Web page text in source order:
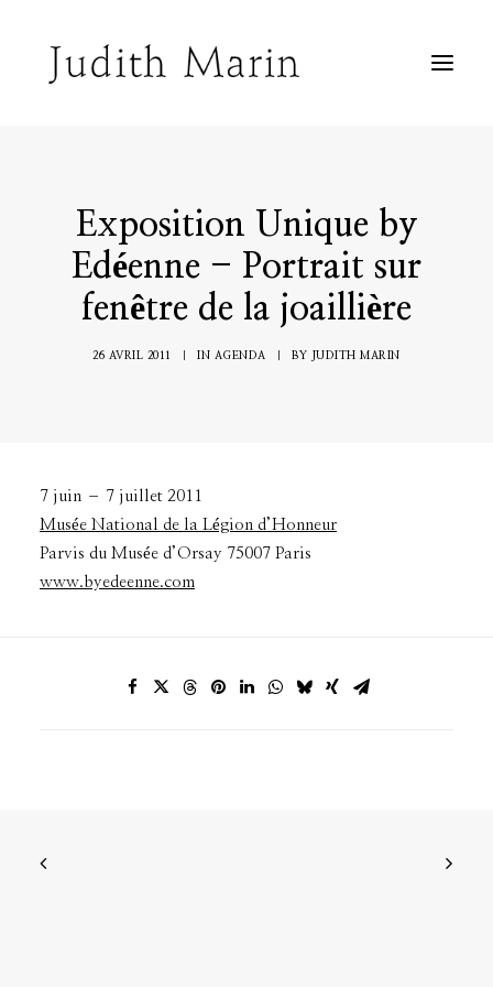
Biographie
Agenda
Contact
Exposition Unique by
Edéenne - Portrait sur
fenêtre de la joaillière
26 AVRIL 2011 IN AGENDA BY JUDITH MARIN
7 juin – 7 juillet 2011
Musée National de la Légion d’Honneur
Parvis du Musée d’Orsay 75007 Paris
www.byedeenne.com